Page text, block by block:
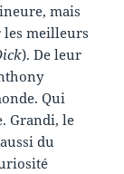
mais
meilleurs
). De leur
Qui
Grandi, le
du